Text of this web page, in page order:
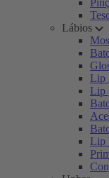
Lábios
Lip
Lip
Lip